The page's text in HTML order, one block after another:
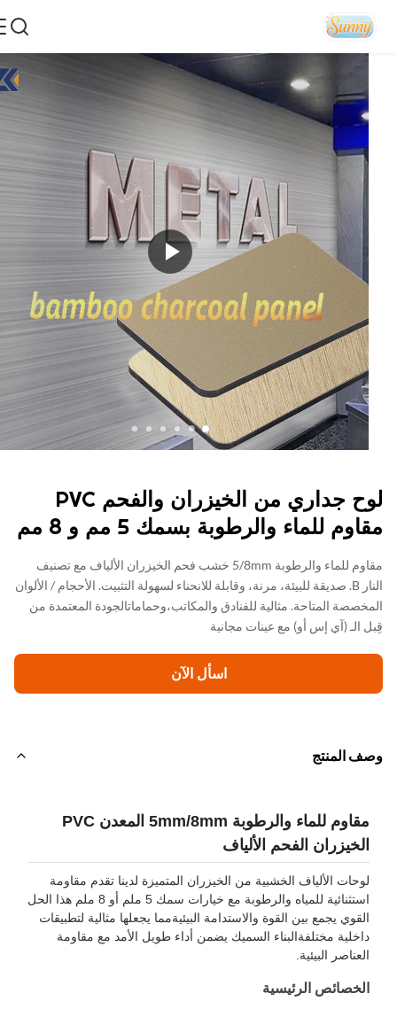
لوح جداري من الخيزران والفحم PVC
للماء والرطوبة بسمك 5 مم و 8 مم
مقاوم للماء والرطوبة 5/8mm خشب فحم الخيزران الألياف مع تصنيف
النار B. صديقة للبيئة، مرنة، وقابلة للانحناء لسهولة التثبيت. الأحجام / الألوان
المتاحة. مثالية للفنادق والمكاتب،وحماماتالجودة المعتمدة من
الـ (آي إس أو) مع عينات مجانية
اسأل الآن
المنتج
مقاوم للماء والرطوبة 5mm/8mm المعدن PVC
الخيزران الفحم الألياف
لوحات الألياف الخشبية من الخيزران المتميزة لدينا تقدم مقاومة
استثنائية للمياه والرطوبة مع خيارات سمك 5 ملم أو 8 ملم هذا الحل
القوي يجمع بين القوة والاستدامة البيئيةمما يجعلها مثالية لتطبيقات
داخلية مختلفةالبناء السميك يضمن أداء طويل الأمد مع مقاومة
العناصر البيئية.
الخصائص الرئيسية